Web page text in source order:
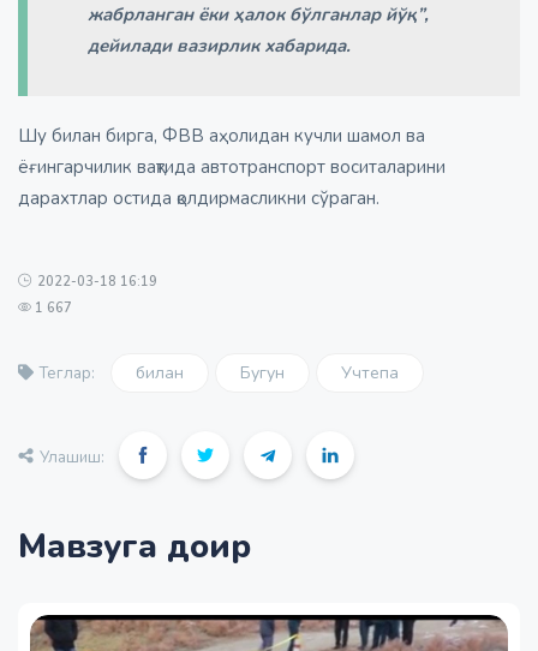
жабрланган ёки ҳалок бўлганлар йўқ”,
дейилади вазирлик хабарида.
Шу билан бирга, ФВВ аҳолидан кучли шамол ва
ёғингарчилик вақтида автотранспорт воситаларини
дарахтлар остида қолдирмасликни сўраган.
2022-03-18 16:19
1 667
Теглар: билан Бугун Учтепа
Улашиш:
Мавзуга доир